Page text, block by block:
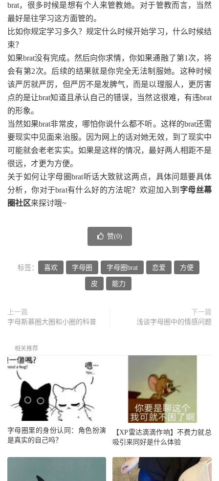
brat，很多时候是想有个人来管教她。对于管教而言，当然
最好是往学习这方面管的。
比如你规定学习多久？规定什么时候开始学习，什么时候结
束？
如果brat没有完成。然后向你求情，你如果通融了第1次，将
会有第2次。后续的结果就是你完全无法制服她。这种时候
该严厉就严厉，但严厉不是发脾气，而是以理服人，更厉害
点的是让brat知道且承认自己的错误，当然这很难，有违brat
的形象。
当然如果brat非常皮，哪怕你说什么都不听。这样的brat还需
要现实中见面来治服。因为网上的话对她无效，到了现实中
可能就会老老实实。如果是这样的情况，最好两人相距不是
很远，才更为方便。
关于如何让字母圈brat听话大致就这两点，具体问题要具体
分析，你对于brat有什么好的方法呢？欢迎加入到 字母丝幕
圈社区来探讨哦~
赞(0)
标签： 喜欢 字母圈 字母圈brat 恋爱 方便
皮 能力
上一篇
字母斯慕圈大圈和小圈的科普
下一篇
浅谈字母圈中的情感问题
相关推荐
字母圈里的身份认同：角色扮演
是真实的自己吗？
【XP雷达滴滴作响】不费力就总
吸引来同好是什么体验